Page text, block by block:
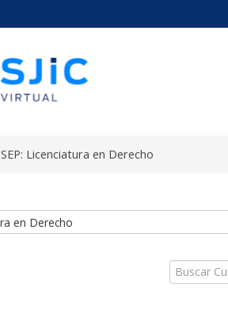
SEP: Licenciatura en Derecho
Cursos